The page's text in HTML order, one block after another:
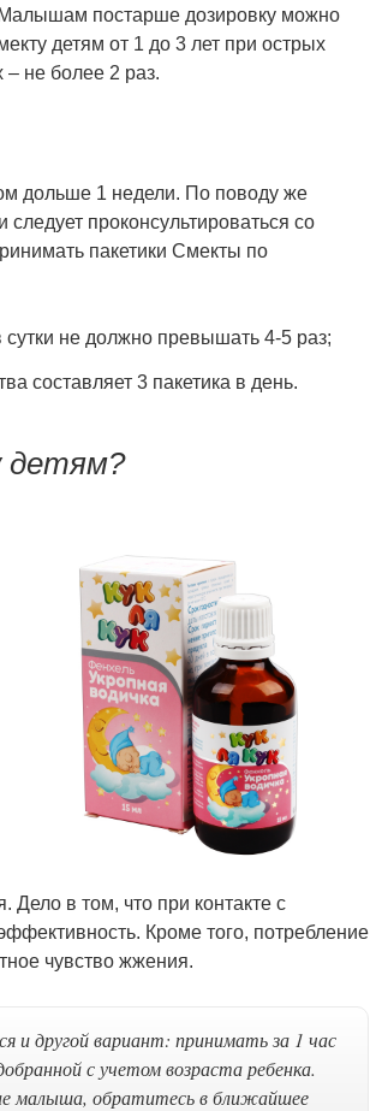
Малышам постарше дозировку можно
детям от 1 до 3 лет при острых
– не более 2 раз.
дольше 1 недели. По поводу же
проконсультироваться со
пакетики Смекты по
не должно превышать 4-5 раз;
составляет 3 пакетика в день.
детям?
Дело в том, что при контакте с
Кроме того, потребление
чувство жжения.
и другой вариант: принимать за 1 час
с учетом возраста ребенка.
малыша, обратитесь в ближайшее